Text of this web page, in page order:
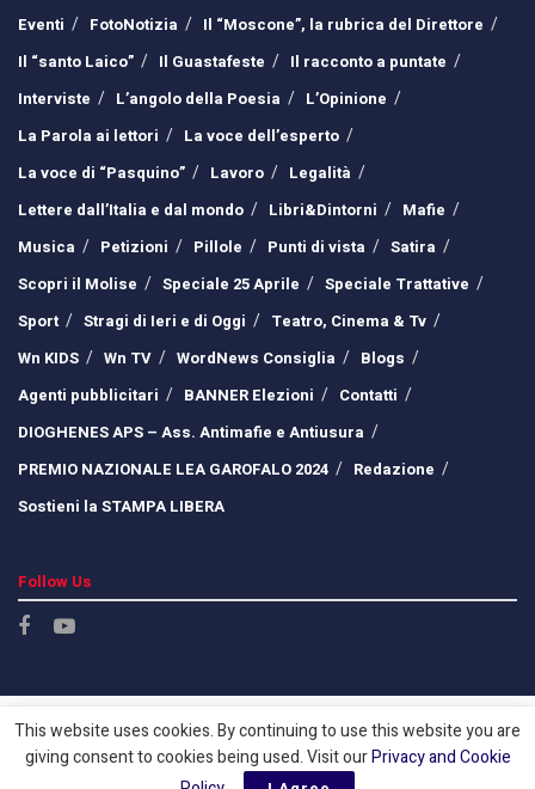
Eventi
FotoNotizia
Il “Moscone”, la rubrica del Direttore
Il “santo Laico”
Il Guastafeste
Il racconto a puntate
Interviste
L’angolo della Poesia
L’Opinione
La Parola ai lettori
La voce dell’esperto
La voce di “Pasquino”
Lavoro
Legalità
Lettere dall’Italia e dal mondo
Libri&Dintorni
Mafie
Musica
Petizioni Pillole Punti di vista
Satira
Scopri il Molise
Speciale 25 Aprile
Speciale Trattative
Sport
Stragi di Ieri e di Oggi
Teatro, Cinema & Tv
Wn KIDS
Wn TV WordNews Consiglia
Blogs
Agenti pubblicitari
BANNER Elezioni
Contatti
DIOGHENES APS – Ass. Antimafie e Antiusura
PREMIO NAZIONALE LEA GAROFALO 2024
Redazione
Sostieni la STAMPA LIBERA
Follow Us
This website uses cookies. By continuing to use this website you are
giving consent to cookies being used. Visit ourPrivacy and Cookie